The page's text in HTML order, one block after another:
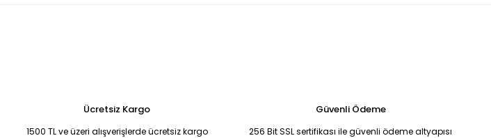
Ücretsiz Kargo
1500 TL ve üzeri alışverişlerde ücretsiz kargo
Güvenli Ödeme
256 Bit SSL sertifikası ile güvenli ödeme altyapısı